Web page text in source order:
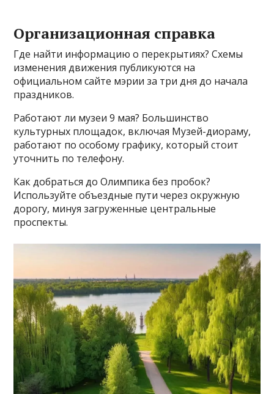
Организационная справка
Где найти информацию о перекрытиях? Схемы
изменения движения публикуются на
официальном сайте мэрии за три дня до начала
праздников.
Работают ли музеи 9 мая? Большинство
культурных площадок, включая Музей-диораму,
работают по особому графику, который стоит
уточнить по телефону.
Как добраться до Олимпика без пробок?
Используйте объездные пути через окружную
дорогу, минуя загруженные центральные
проспекты.